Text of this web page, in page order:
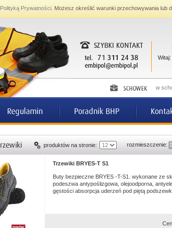
Polityką Prywatności. Możesz określić warunki przechowywania lub
Witaj:
w
produktów na stronie: rozmieszczenie:
Trzewiki BRYES-T S1
Buty bezpieczne BRYES -T-S1. wykonane ze
podeszwa antypoślizgowa, olejoodporna,
gęstości absorpcja uderzeń pod piętą